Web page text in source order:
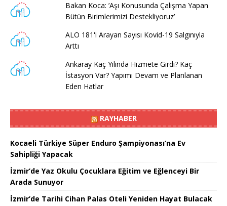
Bakan Koca: ’Aşı Konusunda Çalışma Yapan
Bütün Birimlerimizi Destekliyoruz’
ALO 181'i Arayan Sayısı Kovid-19 Salgınıyla
Arttı
Ankaray Kaç Yılında Hizmete Girdi? Kaç
İstasyon Var? Yapımı Devam ve Planlanan
Eden Hatlar
RAYHABER
Kocaeli Türkiye Süper Enduro Şampiyonası’na Ev
Sahipliği Yapacak
İzmir’de Yaz Okulu Çocuklara Eğitim ve Eğlenceyi Bir
Arada Sunuyor
İzmir’de Tarihi Cihan Palas Oteli Yeniden Hayat Bulacak